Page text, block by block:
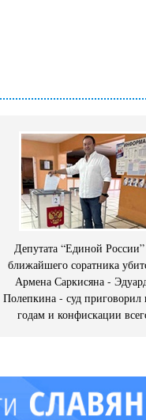
Депутата “Единой
ближайшего соратника
Армена Саркисяна -
Полепкина - суд приговорил
годам и конфискации